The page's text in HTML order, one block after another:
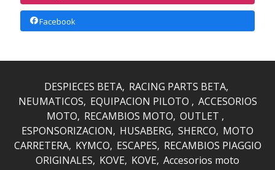
Facebook
DESPIECES BETA RACING PARTS BETA
NEUMATICOS EQUIPACION PILOTO
ACCESORIOS
MOTO RECAMBIOS MOTO OUTLET
ESPONSORIZACION
HUSABERG SHERCO MOTO
CARRETERA KYMCO ESCAPES RECAMBIOS PIAGGIO
ORIGINALES KOVE KOVE Accesorios moto